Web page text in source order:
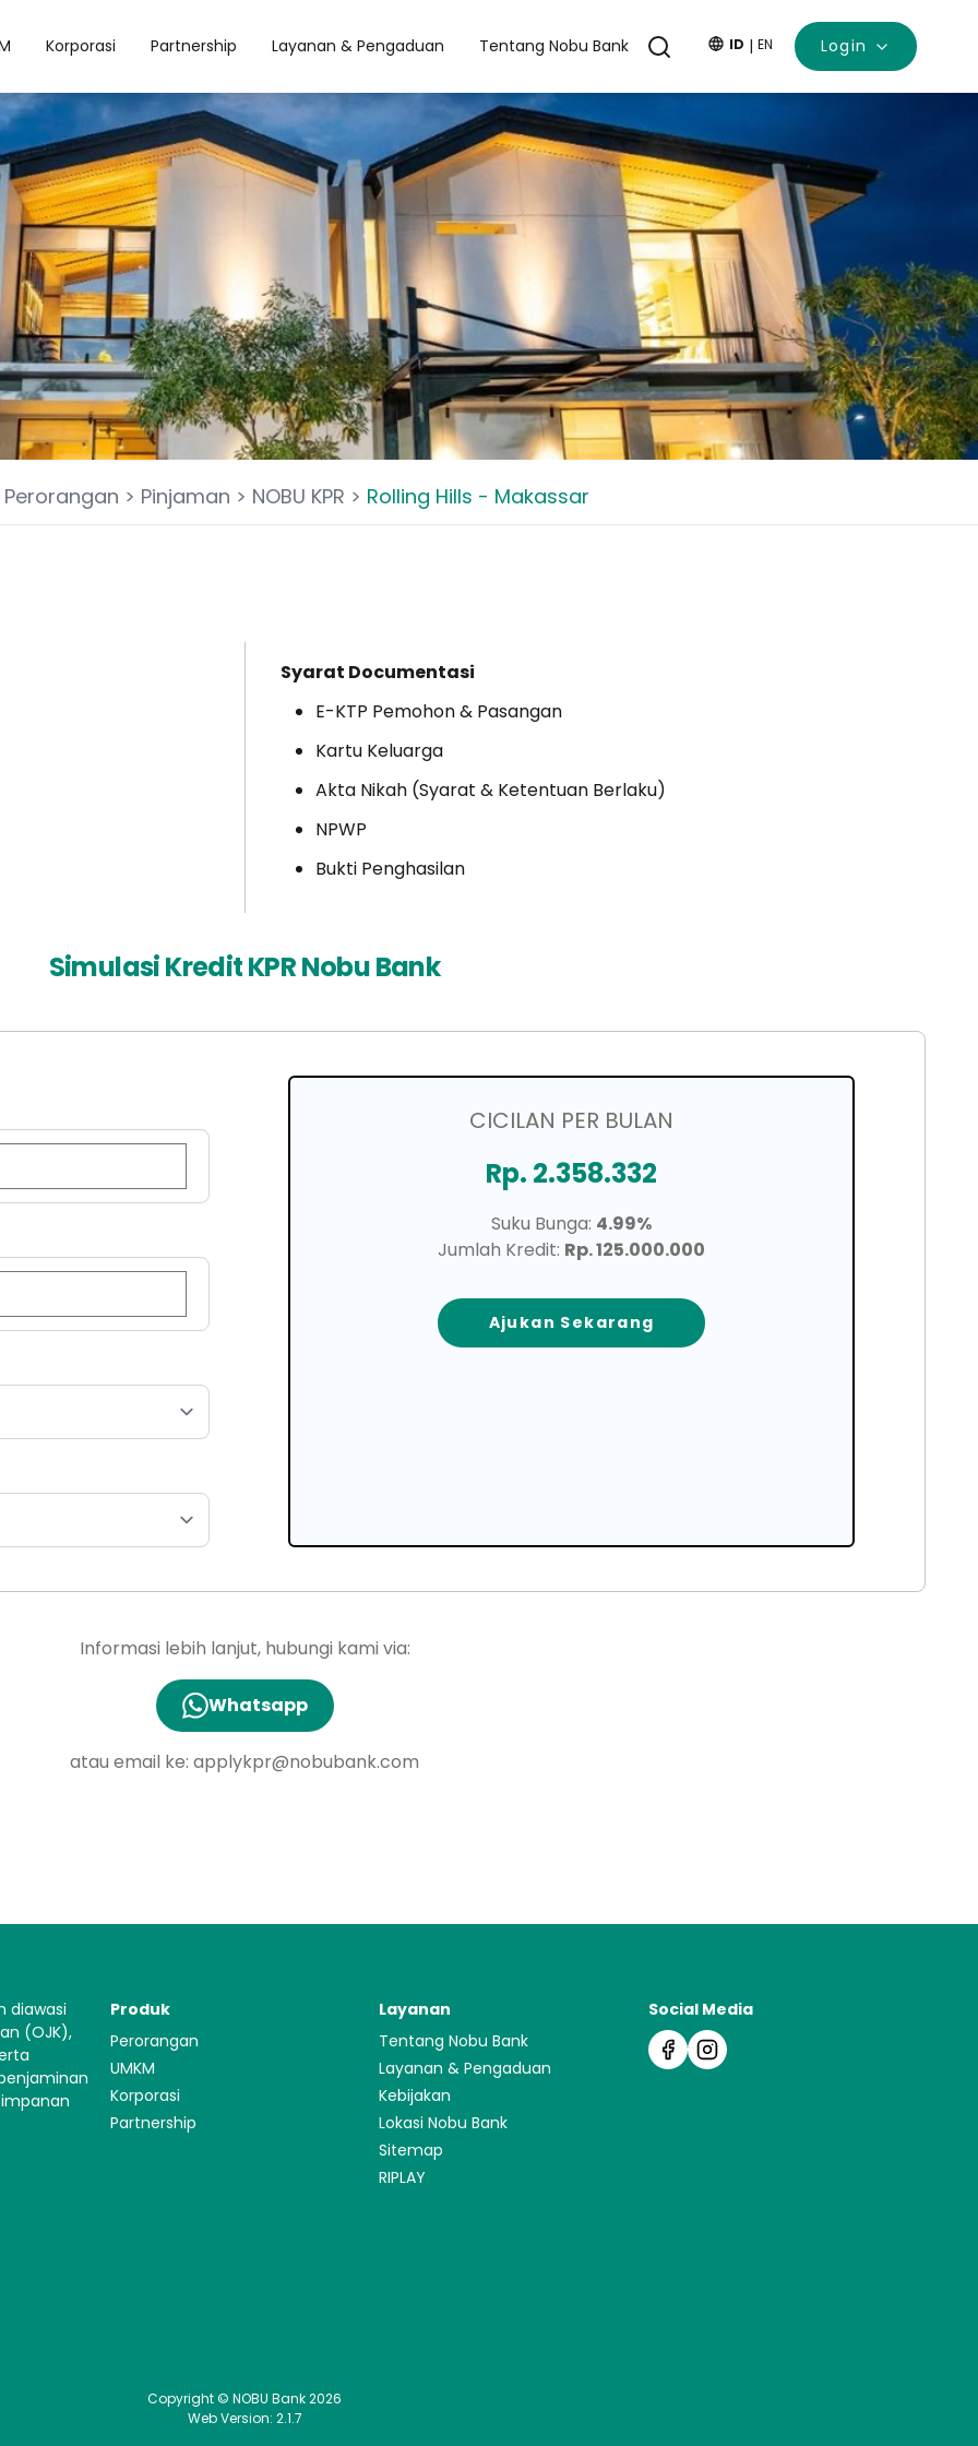
Korporasi Partnership Layanan & Pengaduan Tentang Nobu Bank ID | EN Login
Perorangan > Pinjaman > NOBU KPR > Rolling Hills - Makassar
Syarat Documentasi
E-KTP Pemohon & Pasangan
Kartu Keluarga
Akta Nikah (Syarat & Ketentuan Berlaku)
NPWP
Bukti Penghasilan
Simulasi Kredit KPR Nobu Bank
CICILAN PER BULAN
Rp. 2.358.332
Suku Bunga: 4.99%
Jumlah Kredit: Rp. 125.000.000
Ajukan Sekarang
Informasi lebih lanjut, hubungi kami via:
Whatsapp
atau email ke: applykpr@nobubank.com
diawasi
(OJK),
Produk
Perorangan
UMKM
Korporasi
Partnership
Layanan
Tentang Nobu Bank
Layanan & Pengaduan
Kebijakan
Lokasi Nobu Bank
Sitemap
RIPLAY
Social Media
Copyright © NOBU Bank 2026
Web Version: 2.1.7